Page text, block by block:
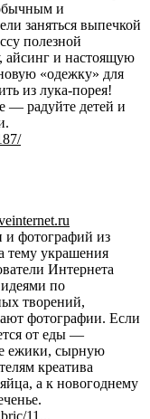
и
заняться выпечкой
полезной
айсинг и настоящую
«одежку» для
из лука-порея!
— радуйте детей и
фотографий из
тему украшения
Интернета
по
творений,
фотографии. Если
от еды —
ежики, сырную
креатива
а к новогоднему
11...